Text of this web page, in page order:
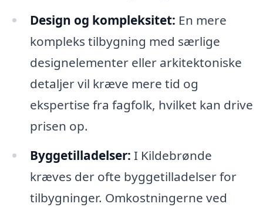
Design og kompleksitet: En mere
kompleks tilbygning med særlige
designelementer eller arkitektoniske
detaljer vil kræve mere tid og
ekspertise fra fagfolk, hvilket kan drive
prisen op.
Byggetilladelser: I Kildebrønde
kræves der ofte byggetilladelser for
tilbygninger. Omkostningerne ved